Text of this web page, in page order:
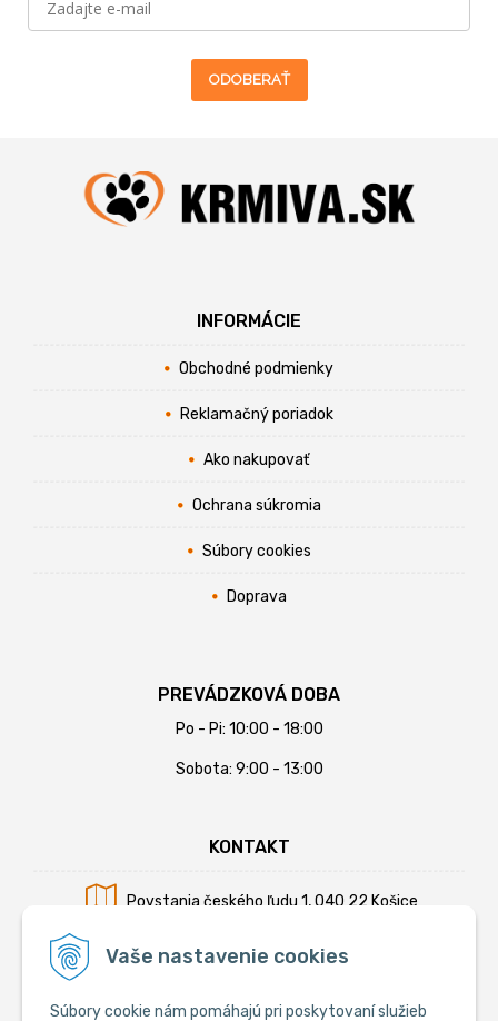
Vaše nastavenie cookies
Súbory cookie nám pomáhajú pri poskytovaní služieb
ODOBERAŤ
INFORMÁCIE
Obchodné podmienky
Reklamačný poriadok
Ako nakupovať
Ochrana súkromia
Súbory cookies
Doprava
PREVÁDZKOVÁ DOBA
Po - Pi: 10:00 - 18:00
Sobota: 9:00 - 13:00
KONTAKT
Povstania českého ľudu 1, 040 22 Košice
Mobil:+421 902 794 355
E-mail:info@krmiva.sk